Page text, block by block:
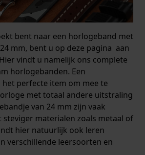
bent naar een horlogeband met
mm, bent u op deze pagina aan
vindt u namelijk ons complete
horlogebanden. Een
perfecte item om mee te
met totaal andere uitstraling
van 24 mm zijn vaak
steviger materialen zoals metaal of
hier natuurlijk ook leren
verschillende leersoorten en